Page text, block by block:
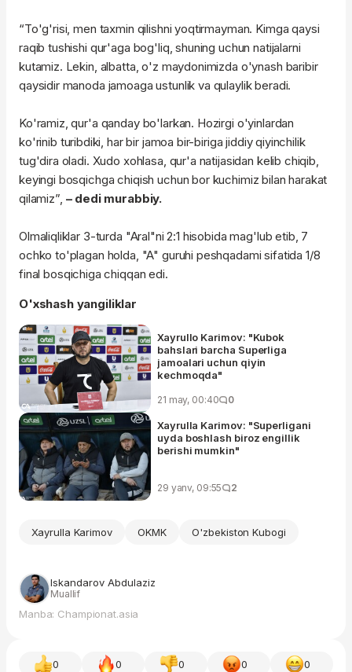
“To'g'risi, men taxmin qilishni yoqtirmayman. Kimga qaysi
raqib tushishi qur'aga bog'liq, shuning uchun natijalarni
kutamiz. Lekin, albatta, o'z maydonimizda o'ynash baribir
qaysidir manoda jamoaga ustunlik va qulaylik beradi.
Ko'ramiz, qur'a qanday bo'larkan. Hozirgi o'yinlardan
ko'rinib turibdiki, har bir jamoa bir-biriga jiddiy qiyinchilik
tug'dira oladi. Xudo xohlasa, qur'a natijasidan kelib chiqib,
keyingi bosqichga chiqish uchun bor kuchimiz bilan harakat
qilamiz”, – dedi murabbiy.
Olmaliqliklar 3-turda "Aral"ni 2:1 hisobida mag'lub etib, 7
ochko to'plagan holda, "A" guruhi peshqadami sifatida 1/8
final bosqichiga chiqqan edi.
O'xshash yangiliklar
Xayrullo Karimov: "Kubok
bahslari barcha Superliga
jamoalari uchun qiyin
kechmoqda"
21 may, 00:40 0
Xayrulla Karimov: "Superligani
uyda boshlash biroz engillik
berishi mumkin"
29 yanv, 09:55 2
Xayrulla Karimov OKMK O'zbekiston Kubogi
Iskandarov Abdulaziz
Muallif
Manba: Championat.asia
0 0 0 0 0